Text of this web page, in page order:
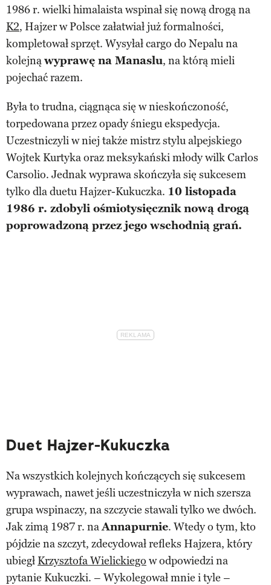
1986 r. wielki himalaista wspinał się nową drogą na
K2, Hajzer w Polsce załatwiał już formalności,
kompletował sprzęt. Wysyłał cargo do Nepalu na
kolejnąwyprawę na Manaslu, na którą mieli
pojechać razem.
Była to trudna, ciągnąca się w nieskończoność,
torpedowana przez opady śniegu ekspedycja.
Uczestniczyli w niej także mistrz stylu alpejskiego
Wojtek Kurtyka oraz meksykański młody wilk Carlos
Carsolio. Jednak wyprawa skończyła się sukcesem
tylko dla duetu Hajzer-Kukuczka. 10 listopada
1986 r. zdobyli ośmiotysięcznik nową drogą
poprowadzoną przez jego wschodnią grań.
Duet Hajzer-Kukuczka
Na wszystkich kolejnych kończących się sukcesem
wyprawach, nawet jeśli uczestniczyła w nich szersza
grupa wspinaczy, na szczycie stawali tylko we dwóch.
Jak zimą 1987 r. naAnnapurnie. Wtedy o tym, kto
pójdzie na szczyt, zdecydował refleks Hajzera, który
ubiegł Krzysztofa Wielickiego w odpowiedzi na
pytanie Kukuczki. – Wykolegował mnie i tyle –